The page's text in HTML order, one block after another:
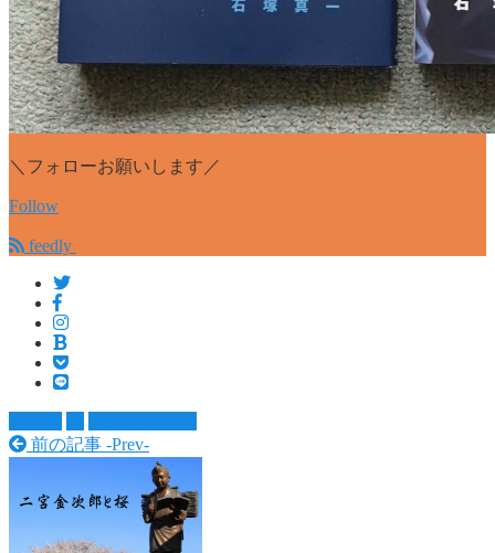
＼フォローお願いします／
Follow
feedly
前の記事 -Prev-